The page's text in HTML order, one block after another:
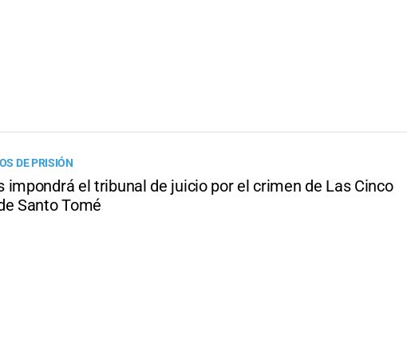
DE PRISIÓN
impondrá el tribunal de juicio por el crimen de Las Cinco
Santo Tomé